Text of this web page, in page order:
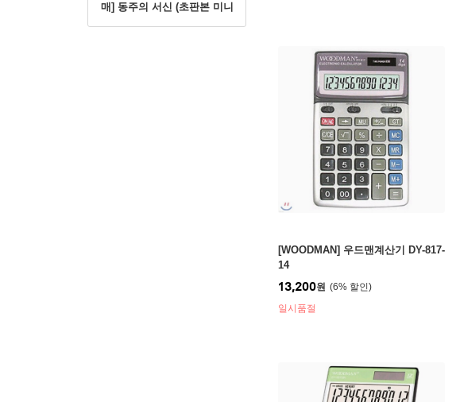
매] 동주의 서신 (초판본 미니
[WOODMAN] 우드맨계산기 DY-817-
14
6%
13,200원
일시품절